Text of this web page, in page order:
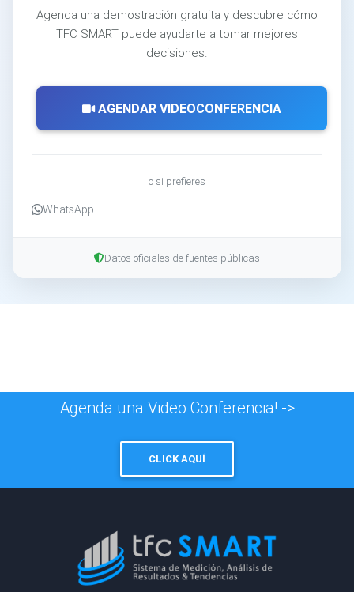
Agenda una demostración gratuita y descubre cómo
TFC SMART puede ayudarte a tomar mejores
decisiones.
AGENDAR VIDEOCONFERENCIA
o si prefieres
WhatsApp
Datos oficiales de fuentes públicas
Agenda una Video Conferencia! ->
CLICK AQUÍ